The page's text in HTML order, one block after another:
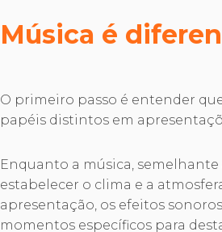
Música é
O primeiro passo é entender
papéis distintos em
Enquanto a música,
estabelecer o clima e a
apresentação, os efeitos
momentos específicos para